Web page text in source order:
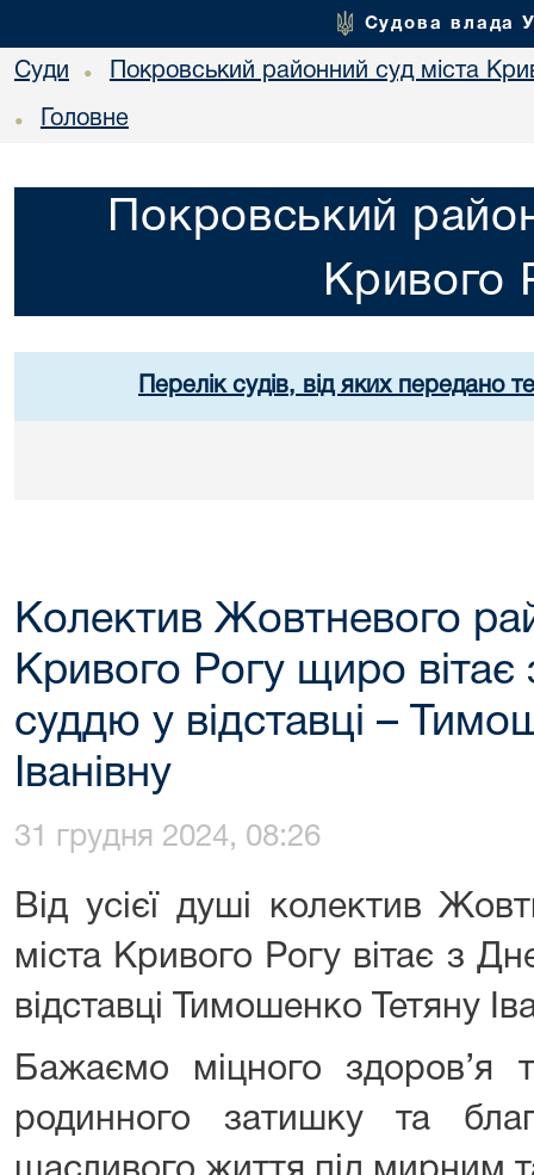
Судова влада
Суди • Покровський районний суд міста
• Головне
Покровський
Кривого
Перелік судів, від яких передано
Колектив Жовтневого
Кривого Рогу щиро
суддю у відставці –
Іванівну
31 грудня 2024, 08:26
Від усієї душі колектив
міста Кривого Рогу вітає з
відставці Тимошенко Тетяну
Бажаємо міцного здоров’я
родинного затишку та